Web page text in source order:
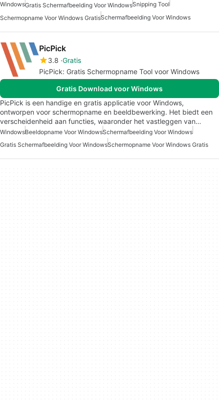
WindowsGratis Schermafbeelding Voor WindowsSnipping Tool
Schermopname Voor Windows GratisSchermafbeelding Voor Windows
PicPick
3.8 Gratis
PicPick: Gratis Schermopname Tool voor Windows
Gratis Download voor Windows
PicPick is een handige en gratis applicatie voor Windows,
ontworpen voor schermopname en beeldbewerking. Het biedt een
verscheidenheid aan functies, waaronder het vastleggen van…
WindowsBeeldopname Voor WindowsSchermafbeelding Voor Windows
Gratis Schermafbeelding Voor WindowsSchermopname Voor Windows Gratis